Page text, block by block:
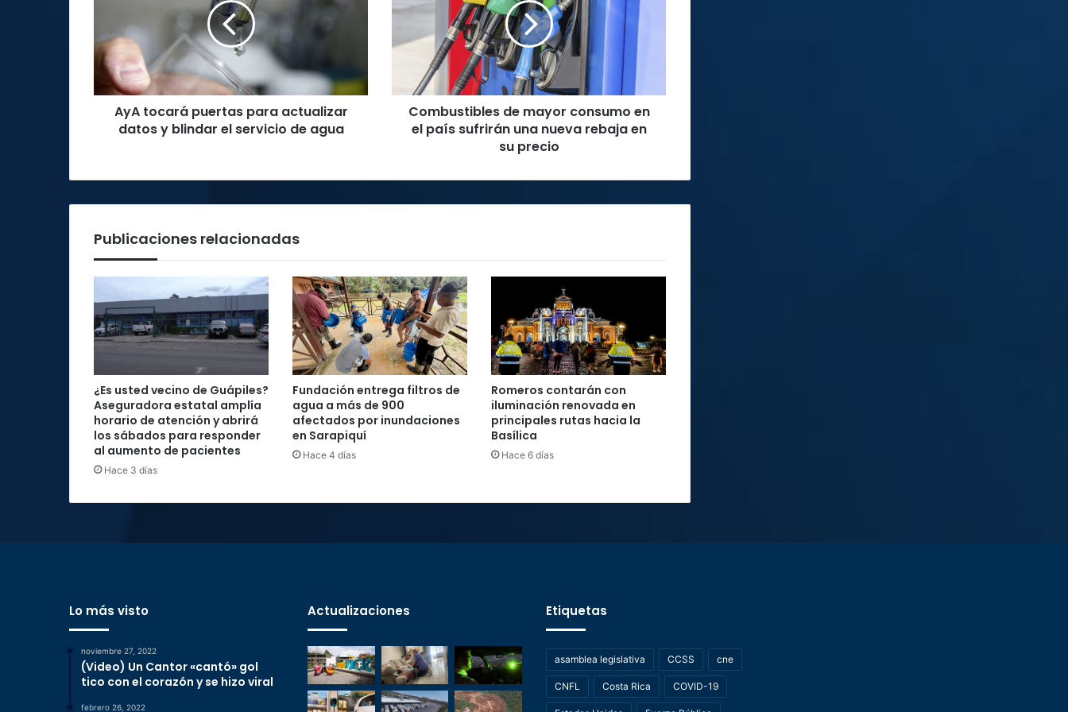
actualizar
datos
blindar
el
servicioAyA tocará puertas para actualizar
datos y blindar el servicio de agua
consumo
el
sufrirán
una
nueva
rebaja
precio
Combustibles de mayor consumo en
el país sufrirán una nueva rebaja en
su precio
Publicaciones relacionadas
¿Es usted vecino de Guápiles?
Aseguradora estatal amplía
horario de atención y abrirá
los sábados para responder
al aumento de pacientes
Hace 3 días
Fundación entrega filtros de
agua a más de 900
afectados por inundaciones
en Sarapiquí
Hace 4 días
Romeros contarán con
iluminación renovada en
principales rutas hacia la
Basílica
Hace 6 días
Lo más visto
noviembre 27, 2022
(Video) Un Cantor «cantó» gol
tico con el corazón y se hizo viral
febrero 26, 2022
Actualizaciones Etiquetas
asamblea legislativa CCSS cne
CNFL Costa Rica COVID-19